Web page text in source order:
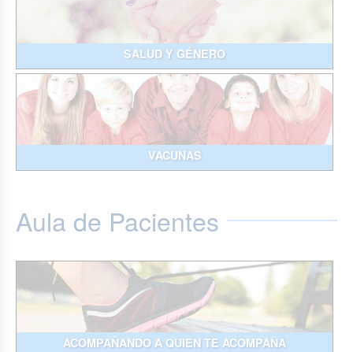
SALUD Y GÉNERO
VACUNAS
Aula de Pacientes
ACOMPAÑANDO A QUIEN TE ACOMPAÑA